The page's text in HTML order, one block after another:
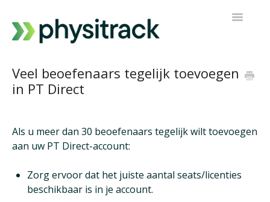
Navigatie
Veel beoefenaars tegelijk toevoegen
in PT Direct
Als u meer dan 30 beoefenaars tegelijk wilt toevoegen
aan uw PT Direct-account:
Zorg ervoor dat het juiste aantal seats/licenties
beschikbaar is in je account.